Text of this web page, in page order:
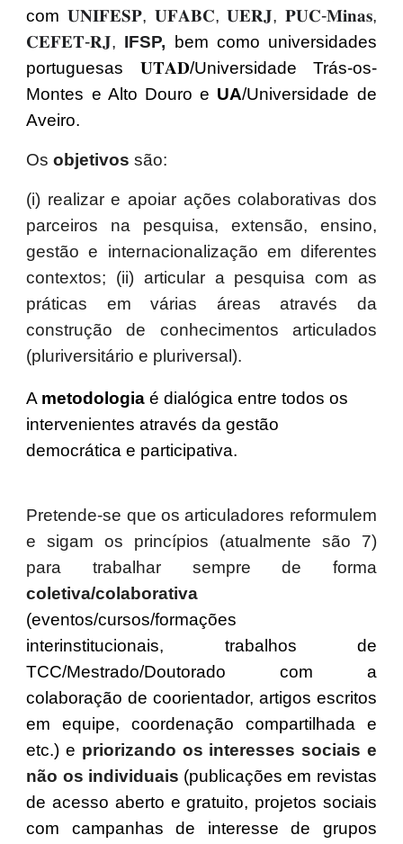
com 𝐔𝐍𝐈𝐅𝐄𝐒𝐏, 𝐔𝐅𝐀𝐁𝐂, 𝐔𝐄𝐑𝐉, 𝐏𝐔𝐂-𝐌𝐢𝐧𝐚𝐬,
𝐂𝐄𝐅𝐄𝐓-𝐑𝐉, IFSP, bem como universidades
portuguesas 𝐔𝐓𝐀𝐃/Universidade Trás-os-
Montes e Alto Douro e UA/Universidade de
Aveiro.
Osobjetivossão:
(i) realizar e apoiar ações colaborativas dos
parceiros na pesquisa, extensão, ensino,
gestão e internacionalização em diferentes
contextos; (ii) articular a pesquisa com as
práticas em várias áreas através da
construção de conhecimentos articulados
(pluriversitário e pluriversal).
A metodologiaé dialógica entre todos os
intervenientes através da gestão
democrática e participativa.
Pretende-se que os articuladores reformulem
e sigam os princípios (atualmente são 7)
para trabalhar sempre de forma
coletiva/colaborativa
(eventos/cursos/formações
interinstitucionais, trabalhos de
TCC/Mestrado/Doutorado com a
colaboração de coorientador, artigos escritos
em equipe, coordenação compartilhada e
etc.) e priorizando os interesses sociais e
não os individuais (publicações em revistas
de acesso aberto e gratuito, projetos sociais
com campanhas de interesse de grupos